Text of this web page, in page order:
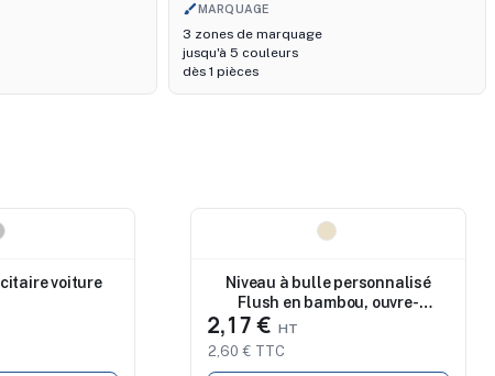
brushMARQUAGE
3 zones de marquage
jusqu'à 5 couleurs
dès 1 pièces
voiture
Niveau à bulle personnalisé
Flush en bambou, ouvre-
bouteille
2,17 €
2,60 € TTC